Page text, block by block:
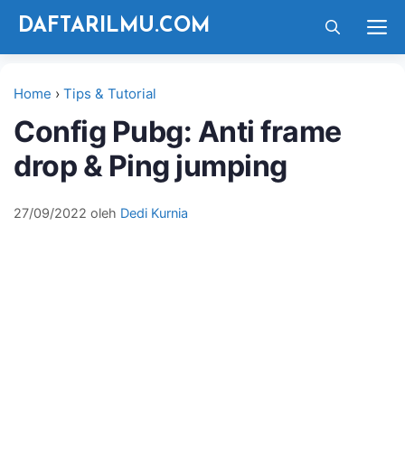
Langsung
DAFTARILMU.COM
Home › Tips & Tutorial
Config Pubg: Anti frame
drop & Ping jumping
27/09/2022 oleh Dedi Kurnia